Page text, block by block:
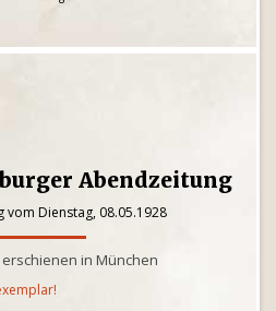
Abendzeitung
vom Dienstag, 08.05.1928
in München